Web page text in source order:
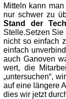
Mitteln kann
nur schwer zu
Stand der
Stelle.Setzen
nicht so einfach
einfach
auch Ganoven
wert, die
„untersuchen“,
auf eine längere
dies wir jetzt